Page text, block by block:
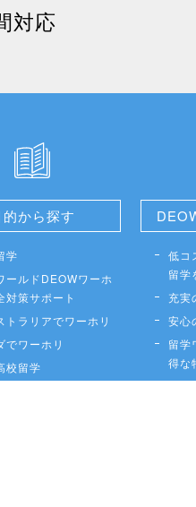
対応
的から探す
学
ールドDEOWワーホ
対策サポート
トラリアでワーホリ
でワーホリ
校留学
低コ
留学
充実
安心
留学
得な